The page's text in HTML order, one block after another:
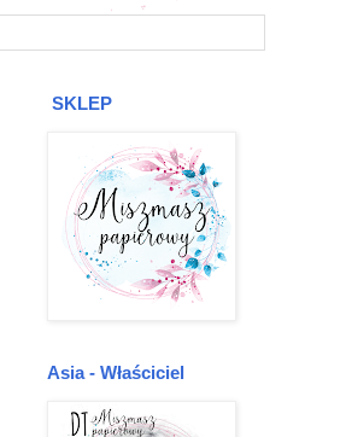
SKLEP
Asia - Właściciel